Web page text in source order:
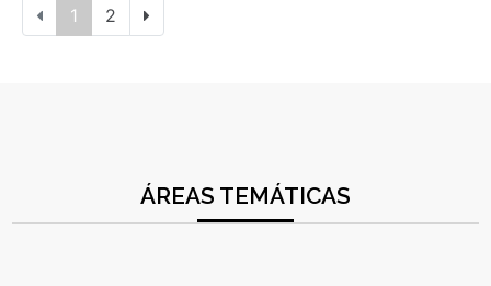
1 2
ÁREAS TEMÁTICAS